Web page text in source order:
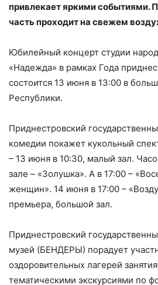
привлекает яркими событиями.
часть проходит на свежем
Юбилейный концерт студии
«Надежда» в рамках Года
состоится 13 июня в 13:00 в
Республики.
Приднестровский
комедии покажет кукольный
– 13 июня в 10:30, малый зал.
зале – «Золушка». А в 17:00 –
женщин». 14 июня в 17:00 –
премьера, большой зал.
Приднестровский
музей (БЕНДЕРЫ) порадует
оздоровительных лагерей
тематическими экскурсиями по